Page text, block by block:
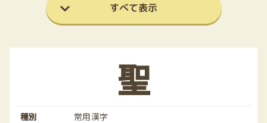
すべて表示
聖
種別
常用漢字